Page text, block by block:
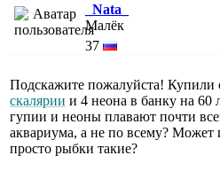
_Nata_
Малёк
37
Подскажите пожалуйста! Купили
скалярии и 4 неона в банку на 60
гупии и неоны плавают почти
аквариума, а не по всему? Может
просто рыбки такие?